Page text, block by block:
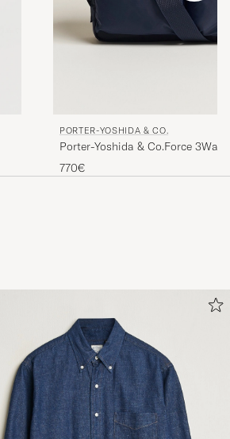
PORTER-YOSHIDA & CO.
Porter-Yoshida & Co.Force 3Way
770€